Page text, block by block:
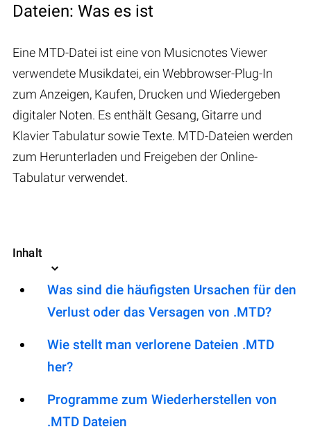
Dateien: Was es ist
Eine MTD-Datei ist eine von Musicnotes Viewer
verwendete Musikdatei, ein Webbrowser-Plug-In
zum Anzeigen, Kaufen, Drucken und Wiedergeben
digitaler Noten. Es enthält Gesang, Gitarre und
Klavier Tabulatur sowie Texte. MTD-Dateien werden
zum Herunterladen und Freigeben der Online-
Tabulatur verwendet.
Inhalt
Was sind die häufigsten Ursachen für den
Verlust oder das Versagen von .MTD?
Wie stellt man verlorene Dateien .MTD
her?
Programme zum Wiederherstellen von
.MTD Dateien